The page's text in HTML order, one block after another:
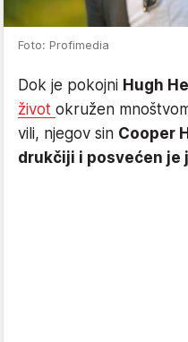
Foto: Profimedia
Dok je pokojni Hugh
život okružen
vili, njegov sin Cooper
drukčiji i posvećen je